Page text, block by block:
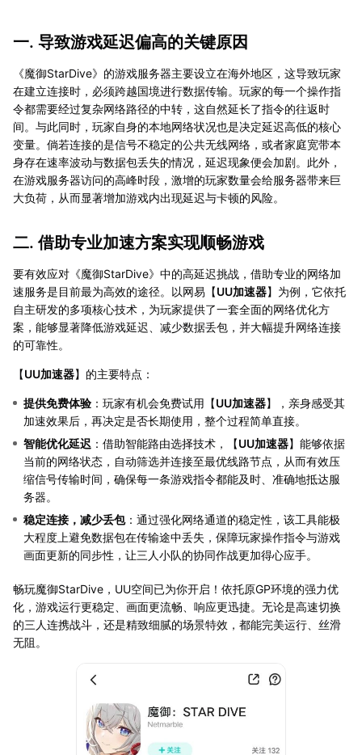
一. 导致游戏延迟偏高的关键原因
《魔御StarDive》的游戏服务器主要设立在海外地区，这导致玩家
在建立连接时，必须跨越国境进行数据传输。玩家的每一个操作指
令都需要经过复杂网络路径的中转，这自然延长了指令的往返时
间。与此同时，玩家自身的本地网络状况也是决定延迟高低的核心
变量。倘若连接的是信号不稳定的公共无线网络，或者家庭宽带本
身存在速率波动与数据包丢失的情况，延迟现象便会加剧。此外，
在游戏服务器访问的高峰时段，激增的玩家数量会给服务器带来巨
大负荷，从而显著增加游戏内出现延迟与卡顿的风险。
二. 借助专业加速方案实现顺畅游戏
要有效应对《魔御StarDive》中的高延迟挑战，借助专业的网络加
速服务是目前最为高效的途径。以网易【UU加速器】为例，它依托
自主研发的多项核心技术，为玩家提供了一套全面的网络优化方
案，能够显著降低游戏延迟、减少数据丢包，并大幅提升网络连接
的可靠性。
【UU加速器】的主要特点：
提供免费体验 ：玩家有机会免费试用【UU加速器】，亲身感受其
加速效果后，再决定是否长期使用，整个过程简单直接。
智能优化延迟 ：借助智能路由选择技术，【UU加速器】能够依据
当前的网络状态，自动筛选并连接至最优线路节点，从而有效压
缩信号传输时间，确保每一条游戏指令都能及时、准确地抵达服
务器。
稳定连接，减少丢包：通过强化网络通道的稳定性，该工具能极
大程度上避免数据包在传输途中丢失，保障玩家操作指令与游戏
画面更新的同步性，让三人小队的协同作战更加得心应手。
畅玩魔御StarDive，UU空间已为你开启！依托原GP环境的强力优
化，游戏运行更稳定、画面更流畅、响应更迅捷。无论是高速切换
的三人连携战斗，还是精致细腻的场景特效，都能完美运行、丝滑
无阻。